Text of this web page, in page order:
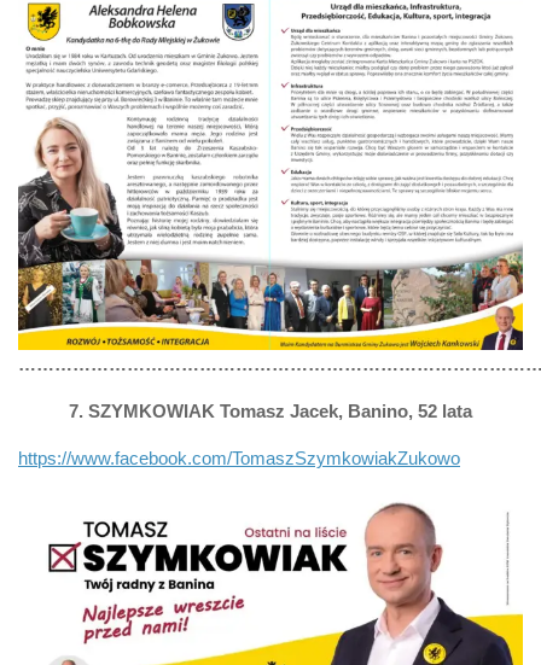
7. SZYMKOWIAK Tomasz Jacek, Banino, 52 lata
https://www.facebook.com/TomaszSzymkowiakZukowo